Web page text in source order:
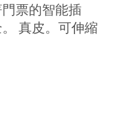
票的智能插
真皮。可伸縮